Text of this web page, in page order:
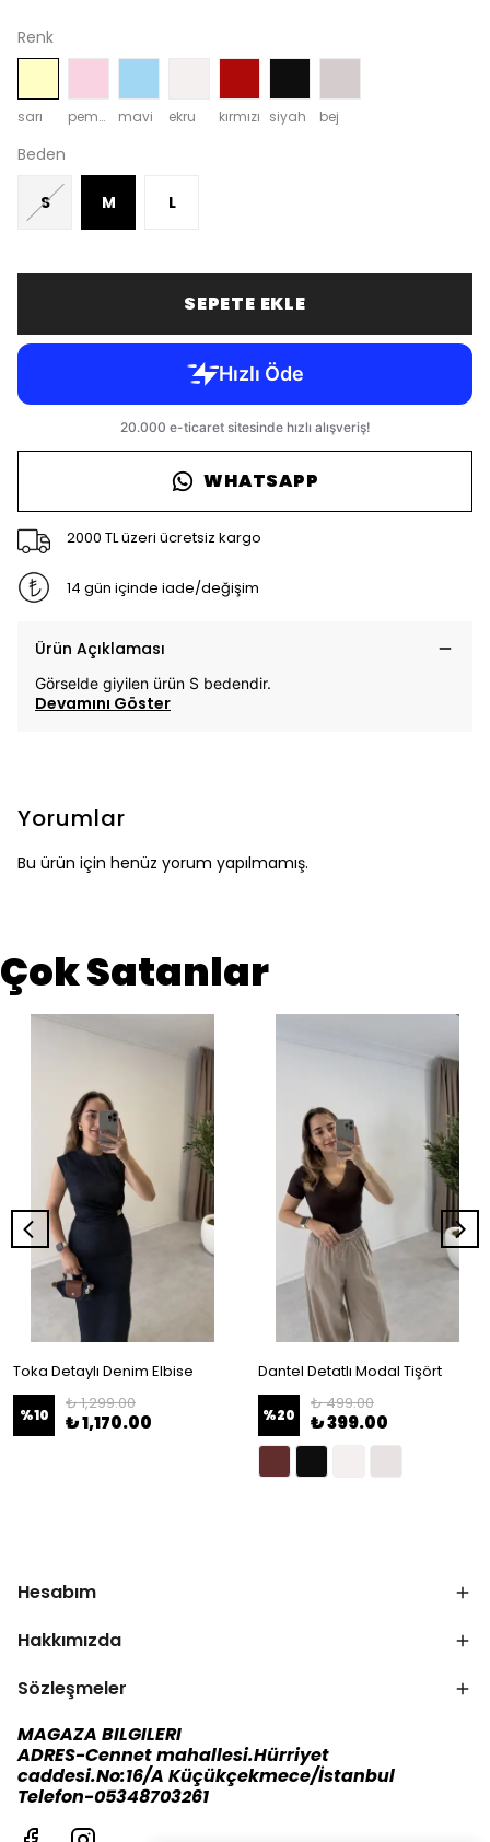
Renk
sarı pembe mavi ekru kırmızı siyah bej
Beden
S M L
SEPETE EKLE
WHATSAPP
2000 TL üzeri ücretsiz kargo
14 gün içinde iade/değişim
Ürün Açıklaması
Görselde giyilen ürün S bedendir.
Devamını Göster
Yorumlar
Bu ürün için henüz yorum yapılmamış.
Çok Satanlar
Toka Detaylı Denim Elbise
%10
₺ 1,299.00
₺ 1,170.00
Dantel Detatlı Modal Tişört
%20
₺ 499.00
₺ 399.00
Hesabım
Hakkımızda
Sözleşmeler
MAGAZA BILGILERI
ADRES-Cennet mahallesi.Hürriyet
caddesi.No:16/A Küçükçekmece/İstanbul
Telefon-05348703261